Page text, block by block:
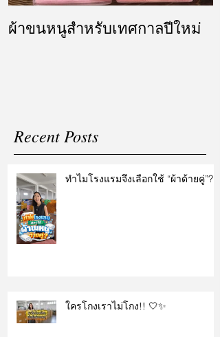
ผ้าขนหนูสำหรับเทศกาลปีใหม่
Recent Posts
ทำไมโรงแรมจึงเลือกใช้ “ผ้าด้ายคู่”?
ใครโกงเราไม่โกง!! 🤍✨